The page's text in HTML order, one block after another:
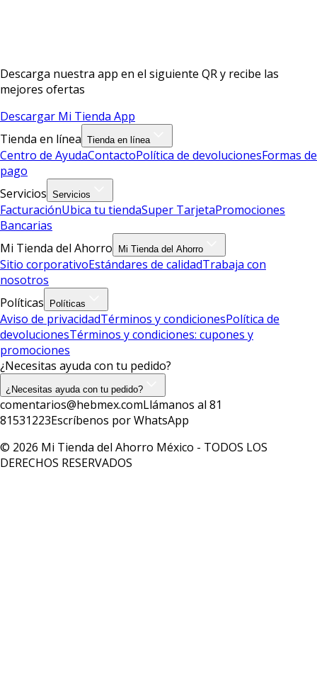
Descarga nuestra app en el siguiente QR y recibe las
mejores ofertas
Descargar Mi Tienda App
Tienda en línea Tienda en línea
Centro de AyudaContactoPolítica de devolucionesFormas de
pago
Servicios Servicios
FacturaciónUbica tu tiendaSuper TarjetaPromociones
Bancarias
Mi Tienda del Ahorro
Mi Tienda del Ahorro
Sitio corporativoEstándares de calidadTrabaja con
nosotros
Políticas
Políticas
Aviso de privacidadTérminos y condicionesPolítica de
devolucionesTérminos y condiciones: cupones y
promociones
¿Necesitas ayuda con tu pedido?
¿Necesitas ayuda con tu pedido?
comentarios@hebmex.comLlámanos al 81
81531223Escríbenos por WhatsApp
© 2026 Mi Tienda del Ahorro México - TODOS LOS
DERECHOS RESERVADOS